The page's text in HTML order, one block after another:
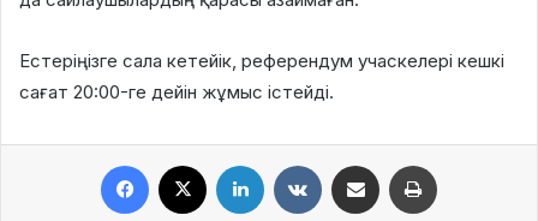
Естеріңізге сала кетейік, референдум учаскелері кешкі
сағат 20:00-ге дейін жұмыс істейді.